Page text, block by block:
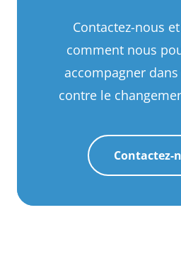
Contactez-nous
comment nous
accompagner
contre le
Contactez-